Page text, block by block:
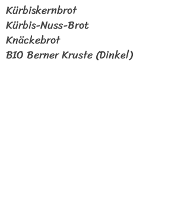
Kürbiskernbrot
Kürbis-Nuss-Brot
Knäckebrot
BIO Berner Kruste (Dinkel)